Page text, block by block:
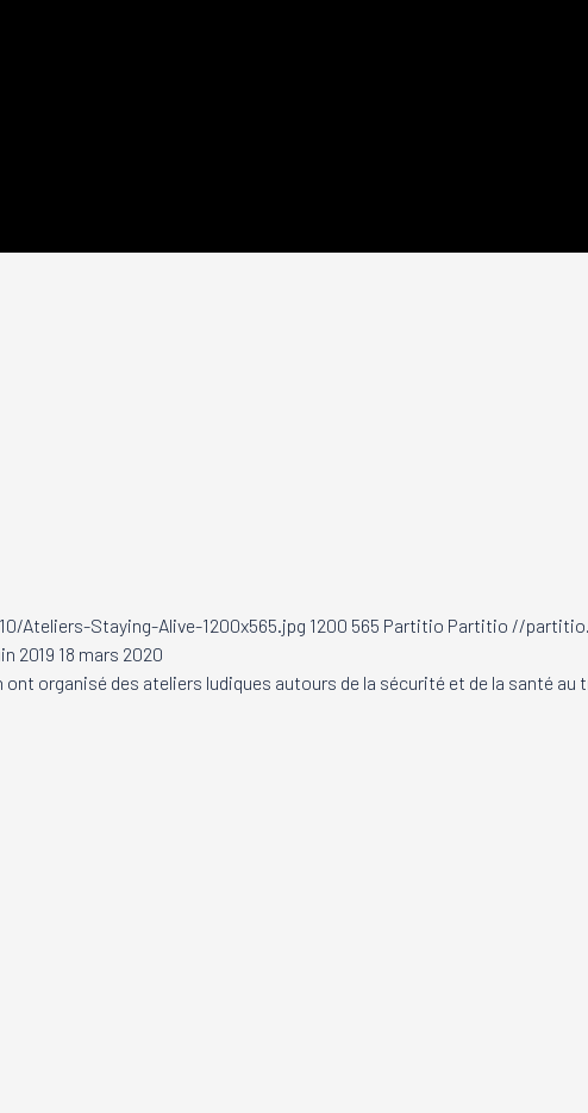
Ateliers-Staying-Alive-1200x565.jpg 1200 565 Partitio Partitio //
2019 18 mars 2020
organisé des ateliers ludiques autours de la sécurité et de la santé au